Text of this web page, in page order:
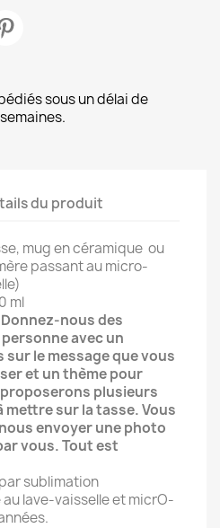
sous un délai de
du produit
mug en céramique ou
passant au micro-
ml
Donnez-nous des
avec un
sur le message que vous
et un thème pour
plusieurs
mettre sur la tasse. Vous
envoyer une photo
vous. Tout est
sublimation
au lave-vaisselle et micrO-